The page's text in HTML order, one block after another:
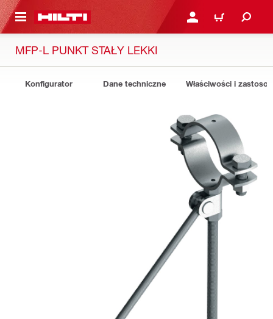
GŁÓWNEJ ZALOGUJ SIĘ LUB
KOSZYK
MFP-L PUNKT STAŁY LEKKI
Konfigurator Dane techniczne Właściwości i